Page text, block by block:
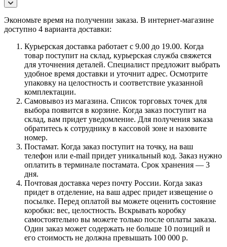
Экономьте время на получении заказа. В интернет-магазине
доступно 4 варианта доставки:
Курьерская доставка работает с 9.00 до 19.00. Когда
товар поступит на склад, курьерская служба свяжется
для уточнения деталей. Специалист предложит выбрать
удобное время доставки и уточнит адрес. Осмотрите
упаковку на целостность и соответствие указанной
комплектации.
Самовывоз из магазина. Список торговых точек для
выбора появится в корзине. Когда заказ поступит на
склад, вам придет уведомление. Для получения заказа
обратитесь к сотруднику в кассовой зоне и назовите
номер.
Постамат. Когда заказ поступит на точку, на ваш
телефон или e-mail придет уникальный код. Заказ нужно
оплатить в терминале постамата. Срок хранения — 3
дня.
Почтовая доставка через почту России. Когда заказ
придет в отделение, на ваш адрес придет извещение о
посылке. Перед оплатой вы можете оценить состояние
коробки: вес, целостность. Вскрывать коробку
самостоятельно вы можете только после оплаты заказа.
Один заказ может содержать не больше 10 позиций и
его стоимость не должна превышать 100 000 р.